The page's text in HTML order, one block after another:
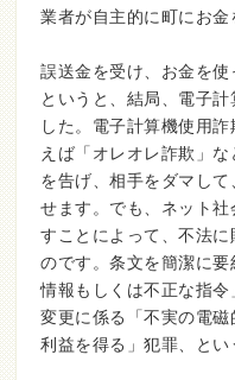
業者が自主的に町にお金
誤送金を受け、お金を
というと、結局、電子
した。電子計算機使用
えば「オレオレ詐欺」
を告げ、相手をダマし
せます。でも、ネット
すことによって、不法
のです。条文を簡潔に
情報もしくは不正な指
変更に係る「不実の電
利益を得る」犯罪、とい